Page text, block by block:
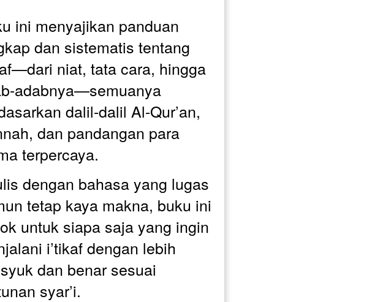
ini menyajikan panduan
dan sistematis tentang
niat, tata cara, hingga
adabnya—semuanya
dalil-dalil Al-Qur’an,
dan pandangan para
terpercaya.
dengan bahasa yang lugas
tetap kaya makna, buku ini
untuk siapa saja yang ingin
i’tikaf dengan lebih
dan benar sesuai
syar’i.